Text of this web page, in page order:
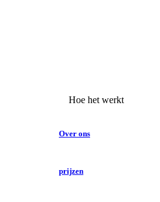
Hoe het werkt
Over ons
prijzen